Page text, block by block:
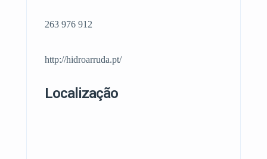
263 976 912
http://hidroarruda.pt/
Localização